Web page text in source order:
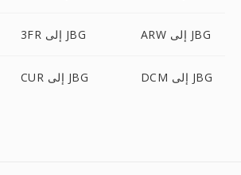
3FR إلى JBG ARW إلى JBG
CUR إلى JBG DCM إلى JBG